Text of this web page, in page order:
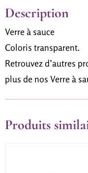
Description
Verre à sauce
Coloris transparent.
Retrouvez d’autres
plus de nos Verre à
Produits